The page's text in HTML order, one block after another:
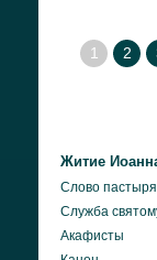
1 2
Житие
Слово пастыря
Служба
Акафисты